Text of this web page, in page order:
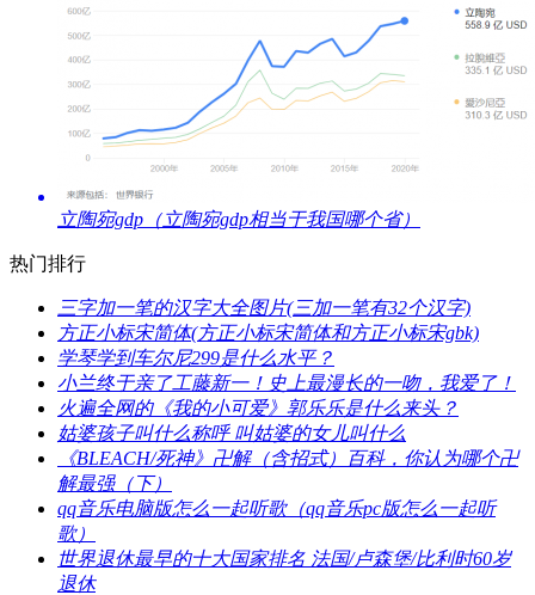
​立陶宛gdp（立陶宛gdp相当于我国哪个省）
热门排行
​三字加一笔的汉字大全图片(三加一笔有32个汉字)
​方正小标宋简体(方正小标宋简体和方正小标宋gbk)
​学琴学到车尔尼299是什么水平？
​小兰终于亲了工藤新一！史上最漫长的一吻，我爱了！
​火遍全网的《我的小可爱》郭乐乐是什么来头？
​姑婆孩子叫什么称呼 叫姑婆的女儿叫什么
​《BLEACH/死神》卍解（含招式）百科，你认为哪个卍
解最强（下）
​qq音乐电脑版怎么一起听歌（qq音乐pc版怎么一起听
歌）
​世界退休最早的十大国家排名 法国/卢森堡/比利时60岁
退休